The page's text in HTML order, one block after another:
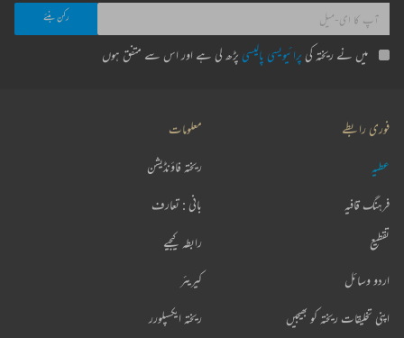
میں نے ریختہ کی پرائیویسی پالیسی پڑھ لی ہے اور اس سے متفق ہوں
فوری رابطے
عطیہ
فرہنگ قافیہ
تقطیع
اردو وسائل
اپنی تخلیقات ریختہ کو بھیجیں
معلومات
ریختہ فاؤنڈیشن
بانی : تعارف
رابطہ کیجیے
کیریئر
ریختہ ایکسپلورر